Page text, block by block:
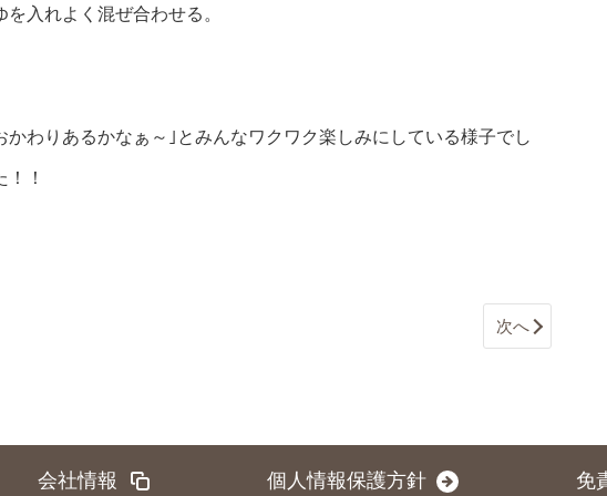
入れよく混ぜ合わせる。
わりあるかなぁ～｣とみんなワクワク楽しみにしている様子でし
！
次へ
会社情報 個人情報保護方針 免